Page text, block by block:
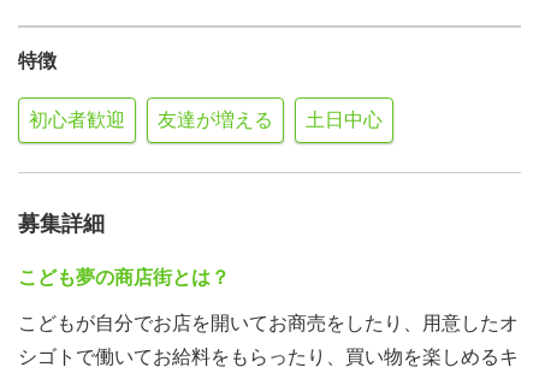
特徴
初心者歓迎 友達が増える 土日中心
募集詳細
こども夢の商店街とは？
こどもが自分でお店を開いてお商売をしたり、用意したオ
シゴトで働いてお給料をもらったり、買い物を楽しめるキ